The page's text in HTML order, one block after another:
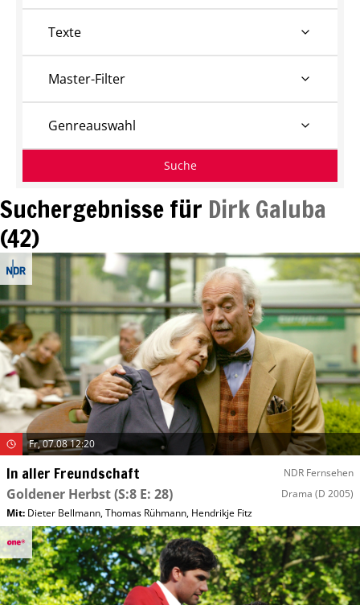
Suchergebnisse für Dirk Galuba
(42)
Fr, 07.08 12:20
In aller Freundschaft NDR Fernsehen
Goldener Herbst(S:8 E: 28) Drama (D 2005)
Mit: Dieter Bellmann,Thomas Rühmann, Hendrikje Fitz
Texte
Master-Filter
Genreauswahl
Suche